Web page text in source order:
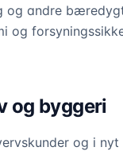
andre
og
og byggeri
og i